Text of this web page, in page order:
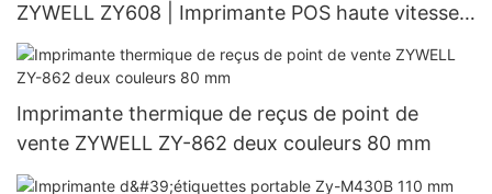
ZYWELL ZY608 | Imprimante POS haute vitesse
OEM
Imprimante thermique de reçus de point de
vente ZYWELL ZY-862 deux couleurs 80 mm